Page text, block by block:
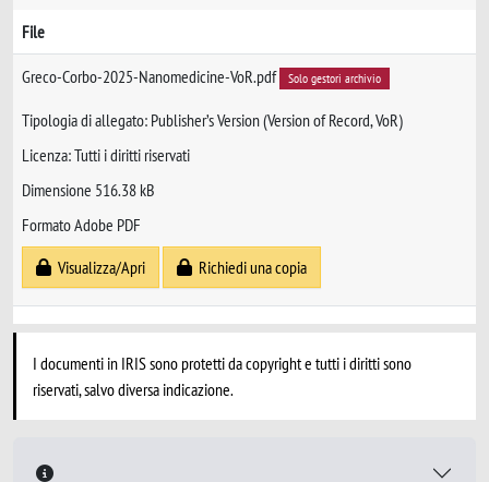
File
Greco-Corbo-2025-Nanomedicine-VoR.pdf Solo gestori archivio
Tipologia di allegato: Publisher’s Version (Version of Record, VoR)
Licenza: Tutti i diritti riservati
Dimensione 516.38 kB
Formato Adobe PDF
Visualizza/Apri
Richiedi una copia
I documenti in IRIS sono protetti da copyright e tutti i diritti sono
riservati, salvo diversa indicazione.